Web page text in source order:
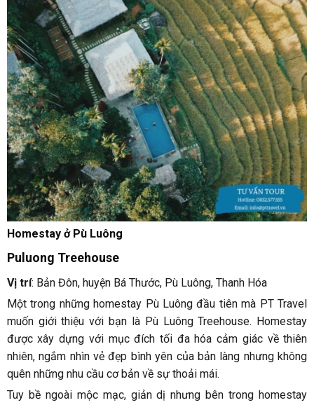
Homestay ở Pù Luông
Puluong Treehouse
Vị trí: Bản Đôn, huyện Bá Thước, Pù Luông, Thanh Hóa
Một trong những homestay Pù Luông đầu tiên mà PT Travel
muốn giới thiệu với bạn là Pù Luông Treehouse. Homestay
được xây dựng với mục đích tối đa hóa cảm giác về thiên
nhiên, ngắm nhìn vẻ đẹp bình yên của bản làng nhưng không
quên những nhu cầu cơ bản về sự thoải mái.
Tuy bề ngoài mộc mạc, giản dị nhưng bên trong homestay